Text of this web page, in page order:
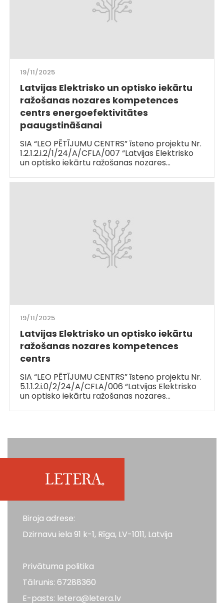
19/11/2025
Latvijas Elektrisko un optisko iekārtu
ražošanas nozares kompetences
centrs energoefektivitātes
paaugstināšanai
SIA “LEO PĒTĪJUMU CENTRS” īsteno projektu Nr.
1.2.1.2.i.2/1/24/A/CFLA/007 “Latvijas Elektrisko
un optisko iekārtu ražošanas nozares…
19/11/2025
Latvijas Elektrisko un optisko iekārtu
ražošanas nozares kompetences
centrs
SIA “LEO PĒTĪJUMU CENTRS” īsteno projektu Nr.
5.1.1.2.i.0/2/24/A/CFLA/006 “Latvijas Elektrisko
un optisko iekārtu ražošanas nozares…
Biroja adrese:
Dzirnavu iela 91 k-1, Rīga, LV-1011, Latvija
Privātuma politika
Tālrunis: 67288360
E-pasts: letera@letera.lv